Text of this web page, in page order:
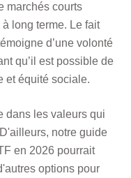
marchés courts
long terme. Le fait
d’une volonté
qu’il est possible de
et équité sociale.
dans les valeurs qui
notre guide
en 2026 pourrait
options pour